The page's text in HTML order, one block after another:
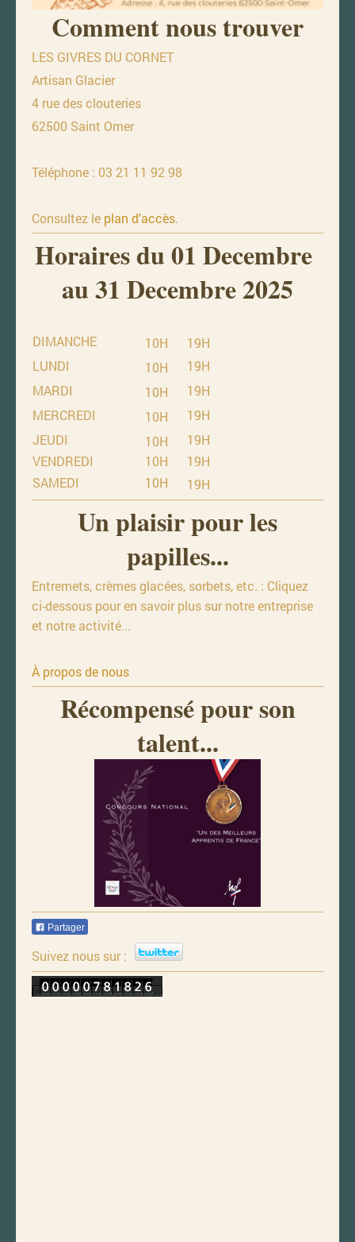
Comment nous trouver
LES GIVRES DU CORNET
Artisan Glacier
4 rue des clouteries
62500 Saint Omer
Téléphone : 03 21 11 92 98
Consultez le plan d'accès.
Horaires du 01 Decembre
au 31 Decembre 2025
DIMANCHE 10H
19H
LUNDI
10H
19H
MARDI
10H
19H
MERCREDI
10H
19H
JEUDI
10H
19H
VENDREDI
10H
19H
SAMEDI
10H 19H
Un plaisir pour les
papilles...
Entremets, crèmes glacées, sorbets, etc. : Cliquez
ci-dessous pour en savoir plus sur notre entreprise
et notre activité...
À propos de nous
Récompensé pour son
talent...
Partager
Suivez nous sur :